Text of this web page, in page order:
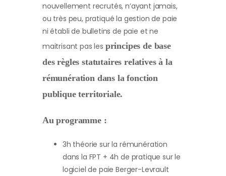
nouvellement recrutés, n’ayant jamais,
ou très peu, pratiqué la gestion de paie
ni établi de bulletins de paie et ne
maitrisant pas les principes de base
des règles statutaires relatives à la
rémunération dans la fonction
publique territoriale.
Au programme :
3h théorie sur la rémunération
dans la FPT + 4h de pratique sur le
logiciel de paie Berger-Levrault